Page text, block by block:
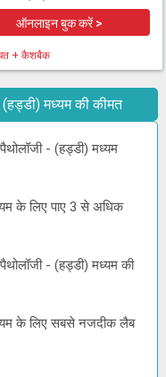
ऑनलाइन बुक करें >
+ कैशबैक
(हड्डी) मध्यम की कीमत
- (हड्डी) मध्यम
के लिए पाए 3 से अधिक
- (हड्डी) मध्यम की
के लिए सबसे नजदीक लैब